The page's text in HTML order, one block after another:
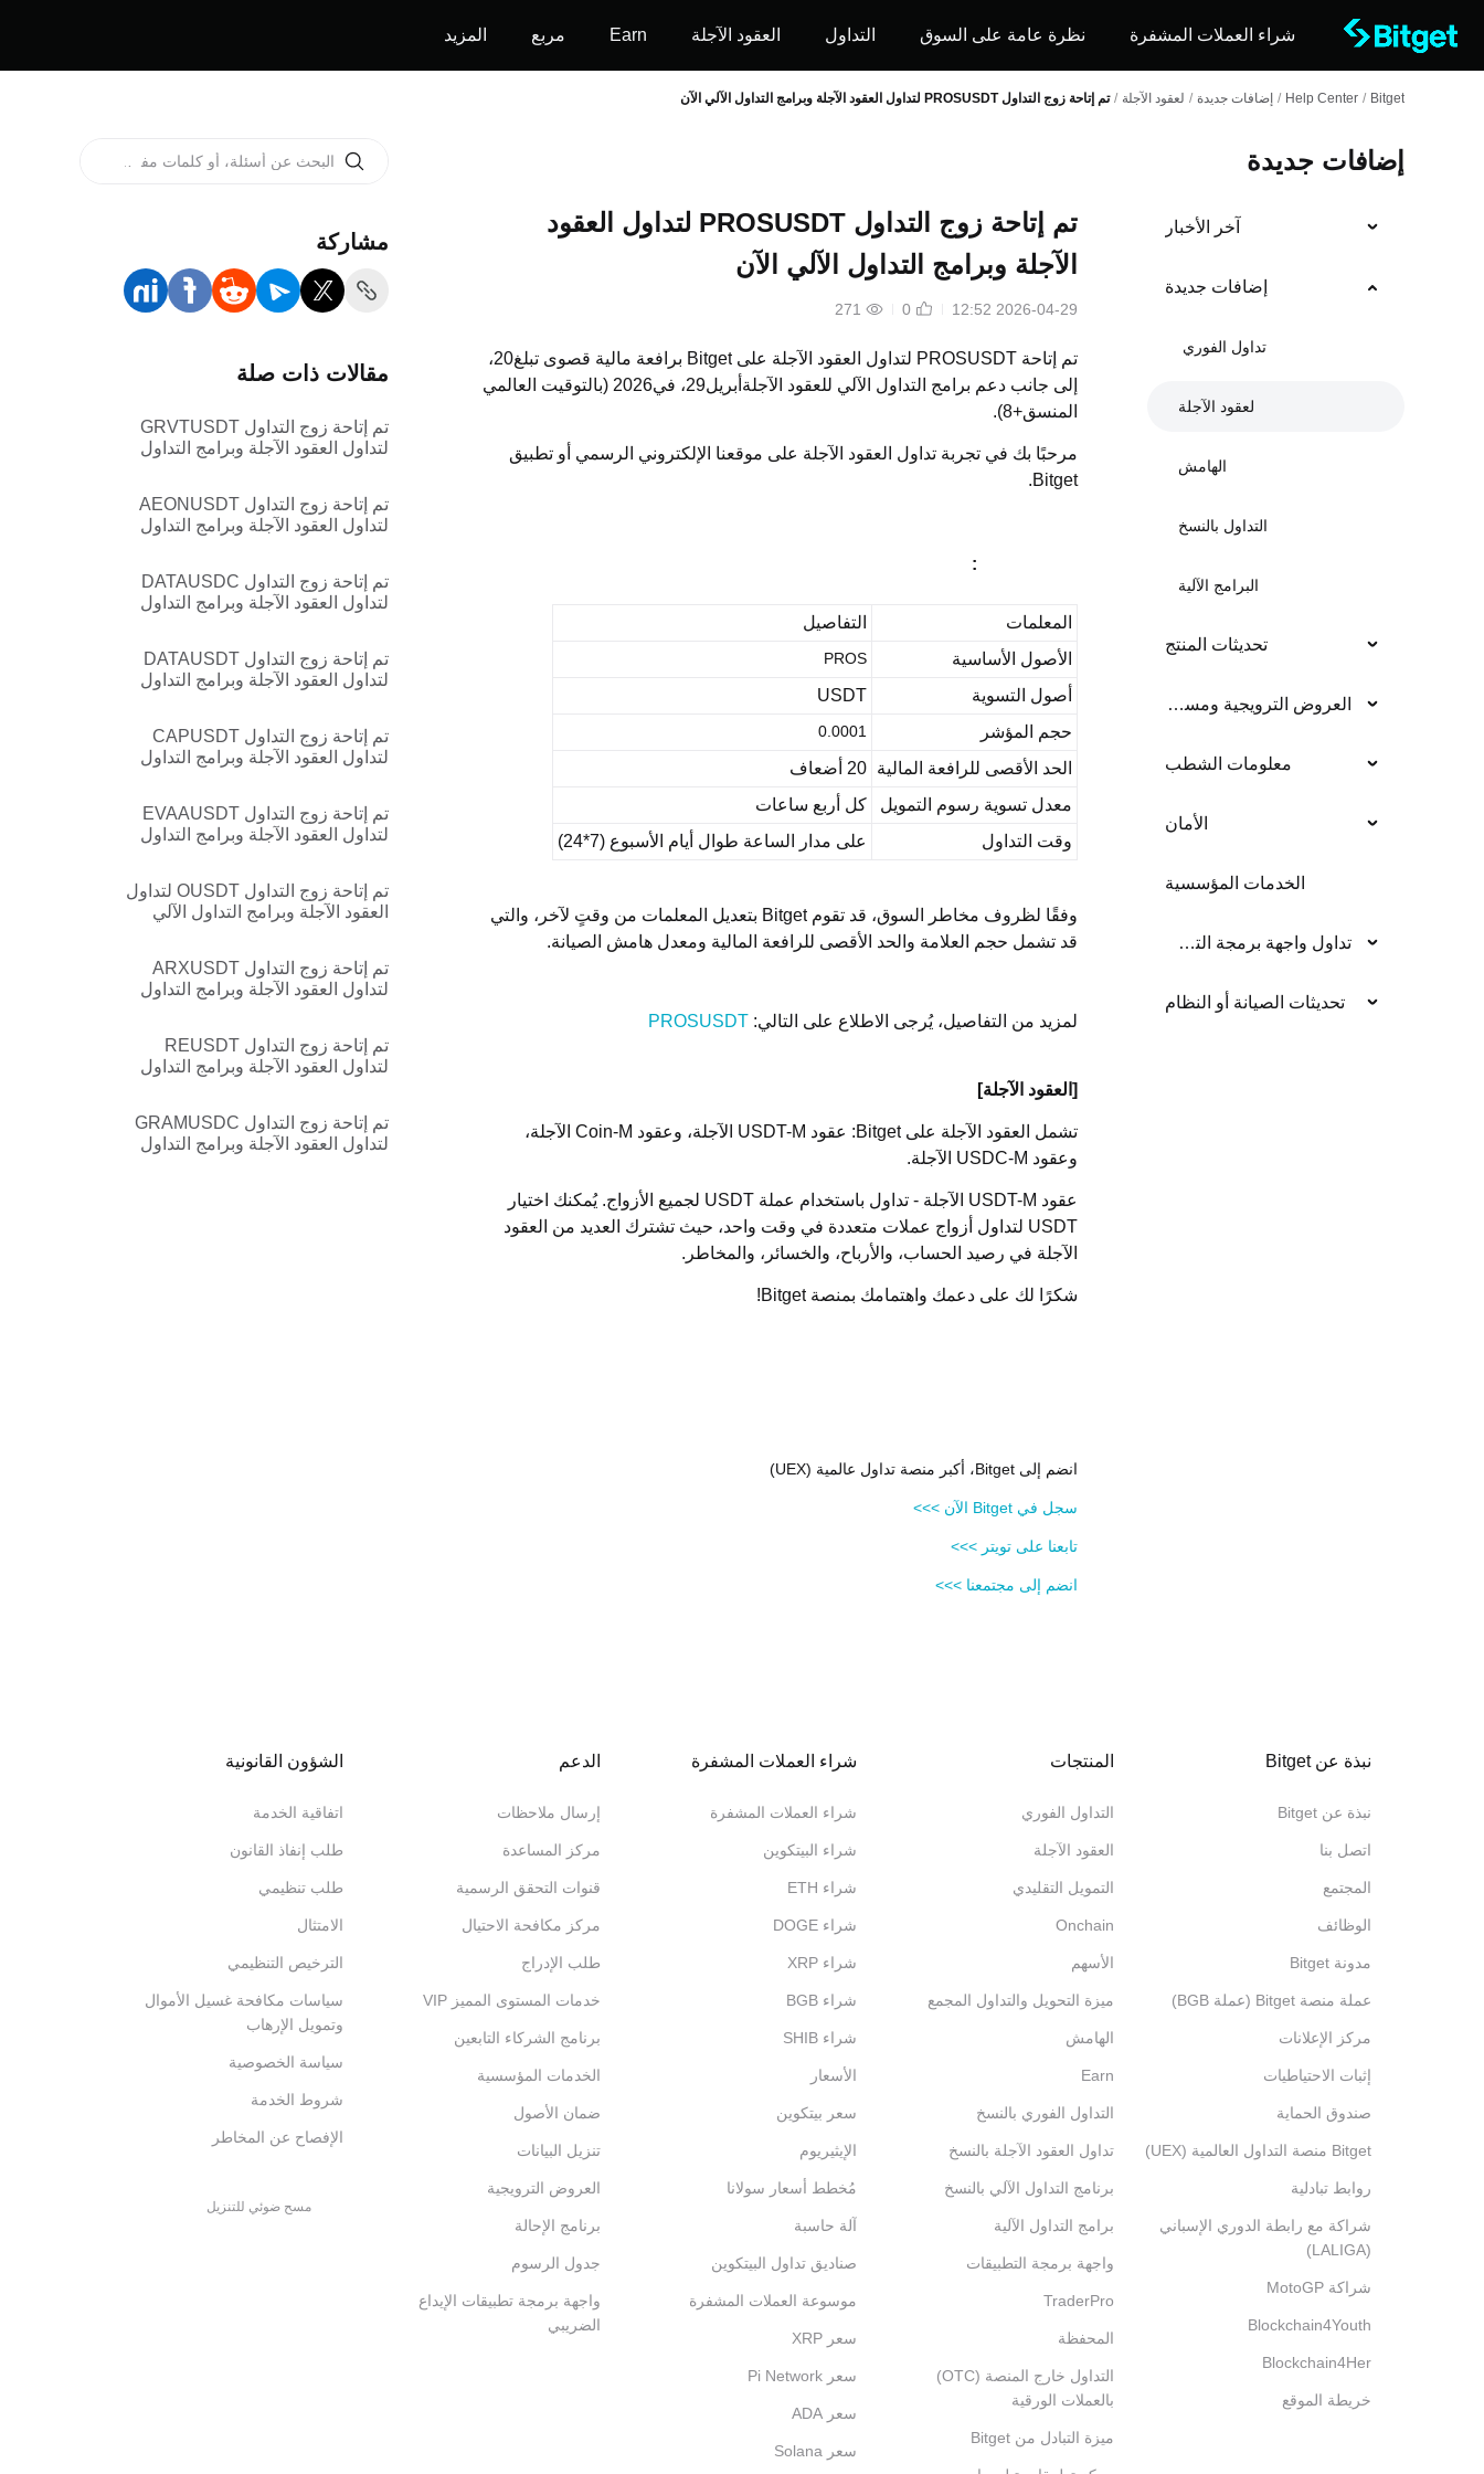
شراء العملات المشفرة نظرة عامة على السوق التداول العقود الآجلة Earn مربع المزيد
Bitget
/
Help Center
/ إضافات جديدة / لعقود الآجلة / تم إتاحة زوج التداول PROSUSDT لتداول العقود الآجلة وبرامج التداول الآلي الآن
إضافات جديدة
آخر الأخبار
إضافات جديدة
تداول الفوري
لعقود الآجلة
الهامش
التداول بالنسخ
البرامج الآلية
تحديثات المنتج
العروض الترويجية ومسابقات التداول
معلومات الشطب
الأمان
الخدمات المؤسسية
تداول واجهة برمجة التطبيق
تحديثات الصيانة أو النظام
تم إتاحة زوج التداول PROSUSDT لتداول العقود
الآجلة وبرامج التداول الآلي الآن
2026-04-29 12:52
0
271
تم إتاحة PROSUSDT لتداول العقود الآجلة على Bitget برافعة مالية قصوى تبلغ20
،
إلى جانب دعم برامج التداول الآلي للعقود الآجلةأبريل29
، في2026
(بالتوقيت العالمي
المنسق+8).
مرحبًا بك في تجربة تداول العقود الآجلة على موقعنا الإلكتروني الرسمي أو تطبيق
Bitget
.
المعلمات
التفاصيل
الأصول الأساسية
PROS
أصول التسوية
USDT
حجم المؤشر
0.0001
الحد الأقصى للرافعة المالية 20 أضعاف
معدل تسوية رسوم التمويل
كل أربع ساعات
وقت التداول
على مدار الساعة طوال أيام الأسبوع (7*24)
وفقًا لظروف مخاطر السوق، قد تقوم Bitget بتعديل المعلمات من وقتٍ لآخر، والتي
قد تشمل حجم العلامة والحد الأقصى للرافعة المالية ومعدل هامش الصيانة.
لمزيد من التفاصيل، يُرجى الاطلاع على التالي: PROSUSDT
[العقود الآجلة]
تشمل العقود الآجلة على Bitget: عقود USDT-M الآجلة، وعقود Coin-M الآجلة،
وعقود USDC-M الآجلة.
عقود USDT-M الآجلة - تداول باستخدام عملة USDT لجميع الأزواج. يُمكنك اختيار
USDT لتداول أزواج عملات متعددة في وقت واحد، حيث تشترك العديد من العقود
الآجلة في رصيد الحساب، والأرباح، والخسائر، والمخاطر.
شكرًا لك على دعمك واهتمامك بمنصة Bitget
!
انضم إلى Bitget، أكبر منصة تداول عالمية (UEX)
سجل في Bitget الآن >>>
تابعنا على تويتر >>>
انضم إلى مجتمعنا >>>
مشاركة
مقالات ذات صلة
تم إتاحة زوج التداول GRVTUSDT
لتداول العقود الآجلة وبرامج التداول
تم إتاحة زوج التداول AEONUSDT
لتداول العقود الآجلة وبرامج التداول
تم إتاحة زوج التداول DATAUSDC
لتداول العقود الآجلة وبرامج التداول
تم إتاحة زوج التداول DATAUSDT
لتداول العقود الآجلة وبرامج التداول
تم إتاحة زوج التداول CAPUSDT
لتداول العقود الآجلة وبرامج التداول
تم إتاحة زوج التداول EVAAUSDT
لتداول العقود الآجلة وبرامج التداول
تم إتاحة زوج التداول OUSDT لتداول
العقود الآجلة وبرامج التداول الآلي
تم إتاحة زوج التداول ARXUSDT
لتداول العقود الآجلة وبرامج التداول
تم إتاحة زوج التداول REUSDT
لتداول العقود الآجلة وبرامج التداول
تم إتاحة زوج التداول GRAMUSDC
لتداول العقود الآجلة وبرامج التداول
نبذة عن Bitget
نبذة عن Bitget
اتصل بنا
المجتمع
الوظائف
مدونة Bitget
عملة منصة Bitget (عملة BGB)
مركز الإعلانات
إثبات الاحتياطيات
صندوق الحماية
Bitget منصة التداول العالمية (UEX)
روابط تبادلية
شراكة مع رابطة الدوري الإسباني
(LALIGA)
شراكة MotoGP
Blockchain4Youth
Blockchain4Her
خريطة الموقع
المنتجات
التداول الفوري
العقود الآجلة
التمويل التقليدي
Onchain
الأسهم
ميزة التحويل والتداول المجمع
الهامش
Earn
التداول الفوري بالنسخ
تداول العقود الآجلة بالنسخ
برنامج التداول الآلي بالنسخ
برامج التداول الآلية
واجهة برمجة التطبيقات
TraderPro
المحفظة
التداول خارج المنصة (OTC)
بالعملات الورقية
ميزة التبادل من Bitget
شراء العملات المشفرة
شراء العملات المشفرة
شراء البيتكوين
شراء ETH
شراء DOGE
شراء XRP
شراء BGB
شراء SHIB
الأسعار
سعر بيتكوين
الإيثيريوم
مُخطط أسعار سولانا
آلة حاسبة
صناديق تداول البيتكوين
موسوعة العملات المشفرة
سعر XRP
سعر Pi Network
سعر ADA
سعر Solana
الدعم
إرسال ملاحظات
مركز المساعدة
قنوات التحقق الرسمية
مركز مكافحة الاحتيال
طلب الإدراج
خدمات المستوى المميز VIP
برنامج الشركاء التابعين
الخدمات المؤسسية
ضمان الأصول
تنزيل البيانات
العروض الترويجية
برنامج الإحالة
جدول الرسوم
واجهة برمجة تطبيقات الإيداع
الضريبي
الشؤون القانونية
اتفاقية الخدمة
طلب إنفاذ القانون
طلب تنظيمي
الامتثال
الترخيص التنظيمي
سياسات مكافحة غسيل الأموال
وتمويل الإرهاب
سياسة الخصوصية
شروط الخدمة
الإفصاح عن المخاطر
مسح ضوئي للتنزيل